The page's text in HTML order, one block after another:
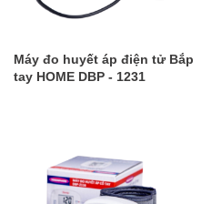
​Máy đo huyết áp điện tử Bắp
tay HOME DBP - 1231